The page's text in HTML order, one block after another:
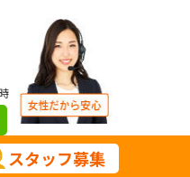
スタッフ募集